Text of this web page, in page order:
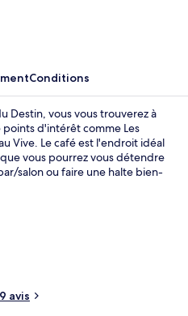
Conditions
Destin, vous vous trouverez à
d'intérêt comme Les
Vive. Le café est l'endroit idéal
vous pourrez vous détendre
salon ou faire une halte bien-
une station de recharge pour
avis